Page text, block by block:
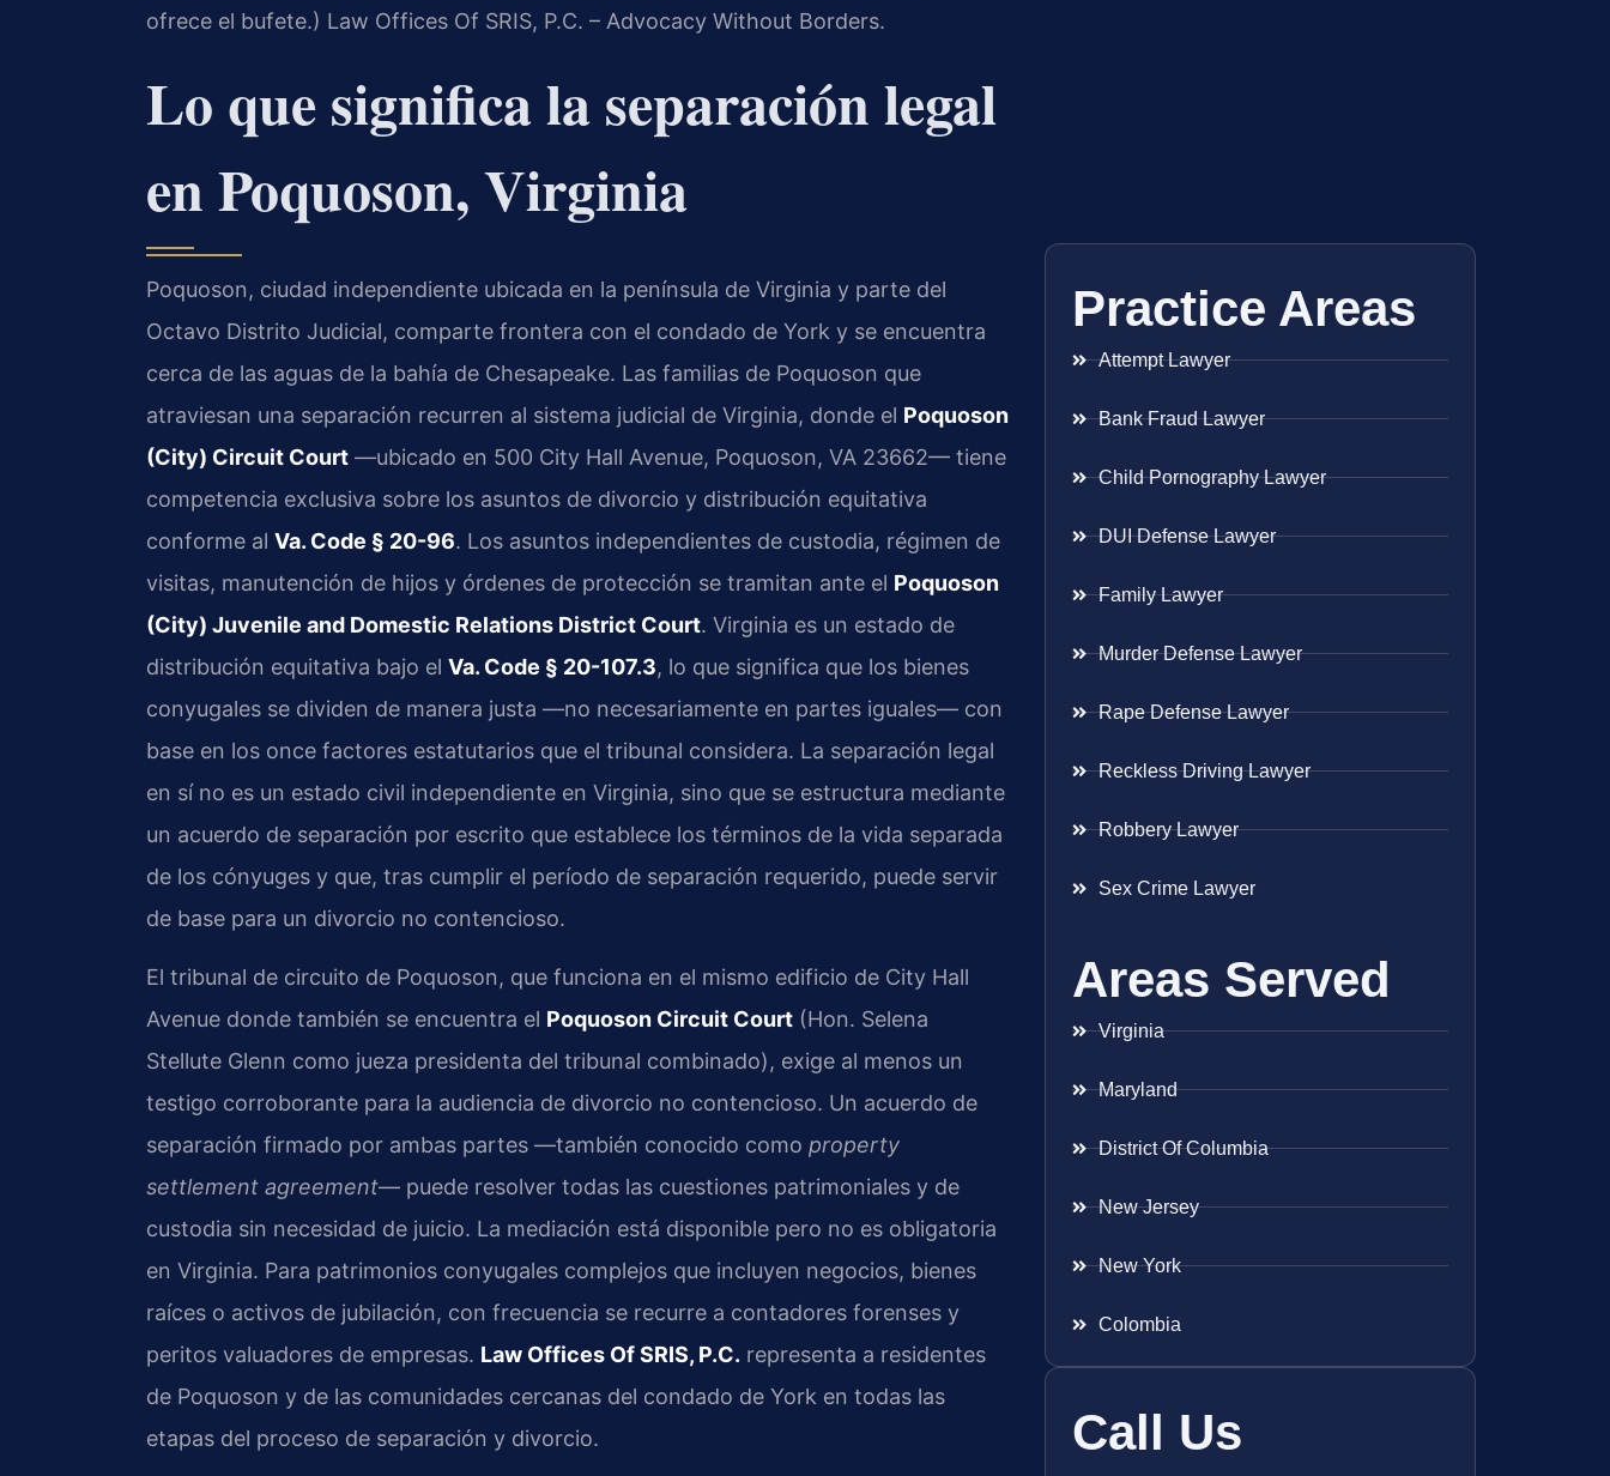
ofrece el bufete.) Law Offices Of SRIS, P.C. – Advocacy Without Borders.
Lo que significa la separación legal
en Poquoson, Virginia
Poquoson, ciudad independiente ubicada en la península de Virginia y parte del
Octavo Distrito Judicial, comparte frontera con el condado de York y se encuentra
cerca de las aguas de la bahía de Chesapeake. Las familias de Poquoson que
atraviesan una separación recurren al sistema judicial de Virginia, donde el Poquoson
(City) Circuit Court —ubicado en 500 City Hall Avenue, Poquoson, VA 23662— tiene
competencia exclusiva sobre los asuntos de divorcio y distribución equitativa
conforme al Va. Code § 20-96. Los asuntos independientes de custodia, régimen de
visitas, manutención de hijos y órdenes de protección se tramitan ante el Poquoson
(City) Juvenile and Domestic Relations District Court. Virginia es un estado de
distribución equitativa bajo el Va. Code § 20-107.3, lo que significa que los bienes
conyugales se dividen de manera justa —no necesariamente en partes iguales— con
base en los once factores estatutarios que el tribunal considera. La separación legal
en sí no es un estado civil independiente en Virginia, sino que se estructura mediante
un acuerdo de separación por escrito que establece los términos de la vida separada
de los cónyuges y que, tras cumplir el período de separación requerido, puede servir
de base para un divorcio no contencioso.
El tribunal de circuito de Poquoson, que funciona en el mismo edificio de City Hall
Avenue donde también se encuentra el Poquoson Circuit Court (Hon. Selena
Stellute Glenn como jueza presidenta del tribunal combinado), exige al menos un
testigo corroborante para la audiencia de divorcio no contencioso. Un acuerdo de
separación firmado por ambas partes —también conocido como property
settlement agreement— puede resolver todas las cuestiones patrimoniales y de
custodia sin necesidad de juicio. La mediación está disponible pero no es obligatoria
en Virginia. Para patrimonios conyugales complejos que incluyen negocios, bienes
raíces o activos de jubilación, con frecuencia se recurre a contadores forenses y
peritos valuadores de empresas. Law Offices Of SRIS, P.C. representa a residentes
de Poquoson y de las comunidades cercanas del condado de York en todas las
etapas del proceso de separación y divorcio.
Practice Areas
Attempt Lawyer
Bank Fraud Lawyer
Child Pornography Lawyer
DUI Defense Lawyer
Family Lawyer
Murder Defense Lawyer
Rape Defense Lawyer
Reckless Driving Lawyer
Robbery Lawyer
Sex Crime Lawyer
Areas Served
Virginia
Maryland
District Of Columbia
New Jersey
New York
Colombia
Call Us